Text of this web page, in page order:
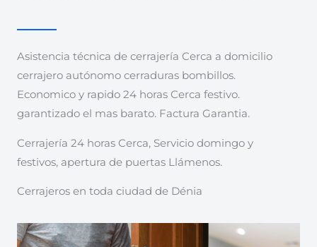
Asistencia técnica de cerrajería Cerca a domicilio
cerrajero autónomo cerraduras bombillos.
Economico y rapido 24 horas Cerca festivo.
garantizado el mas barato. Factura Garantia.
Cerrajería 24 horas Cerca, Servicio domingo y
festivos, apertura de puertas Llámenos.
Cerrajeros en toda ciudad de Dénia